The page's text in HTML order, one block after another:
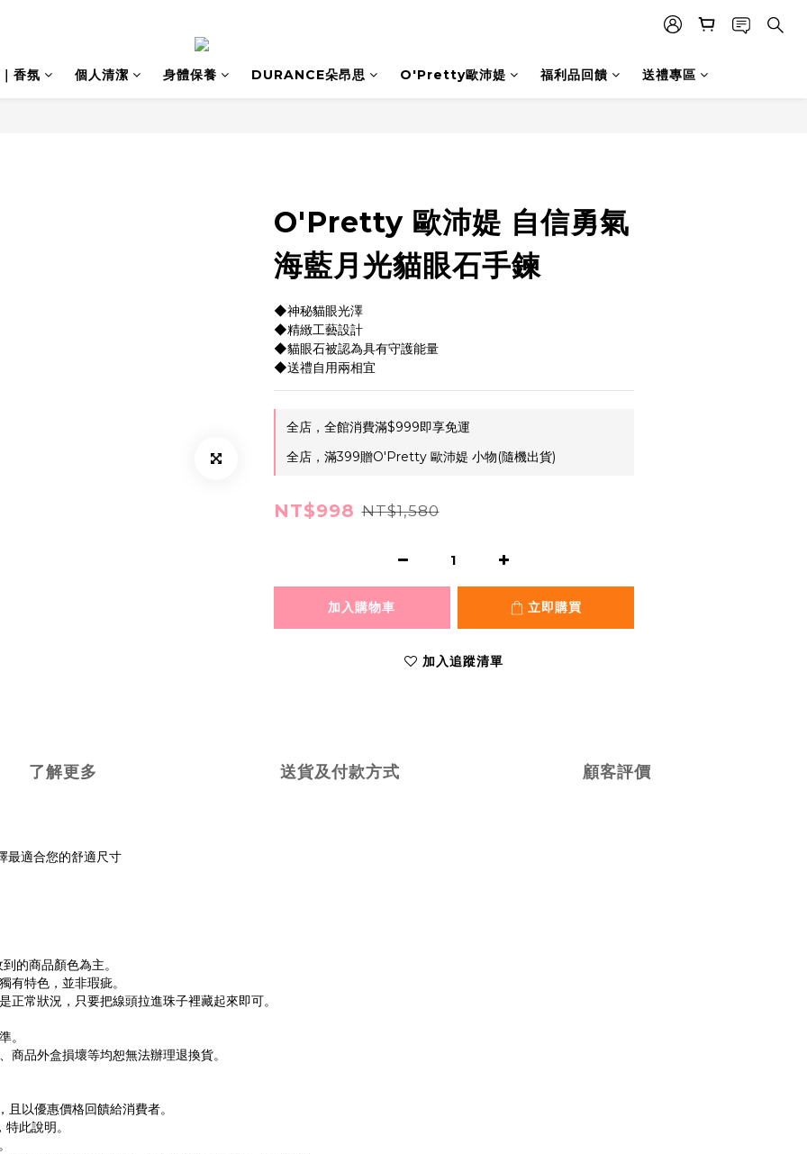
香氛 個人清潔 身體保養 DURANCE朵昂思 O'Pretty歐沛媞 福利品回饋 送禮專區
O'Pretty 歐沛媞 自信勇氣
海藍月光貓眼石手鍊
◆神秘貓眼光澤
◆精緻工藝設計
◆貓眼石被認為具有守護能量
◆送禮自用兩相宜
全店，全館消費滿$999即享免運
全店，滿399贈O'Pretty 歐沛媞 小物(隨機出貨)
NT$998 NT$1,580
加入購物車 立即購買
加入追蹤清單
了解更多 送貨及付款方式 顧客評價
最適合您的舒適尺寸
的商品顏色為主。
特色，並非瑕疵。
常狀況，只要把線頭拉進珠子裡藏起來即可。
。
品外盒損壞等均恕無法辦理退換貨。
以優惠價格回饋給消費者。
此說明。